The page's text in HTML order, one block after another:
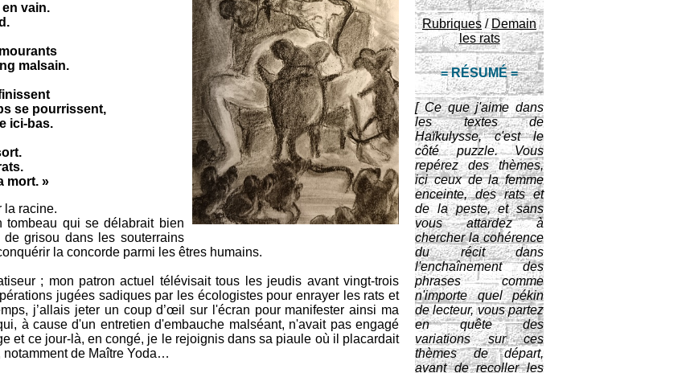
Rubriques /Demain
les rats
= RÉSUMÉ =
[ Ce que j'aime dans
les textes de
Haïkulysse, c'est le
côté puzzle. Vous
repérez des thèmes,
ici ceux de la femme
enceinte, des rats et
de la peste, et sans
vous attardez à
chercher la cohérence
du récit dans
l'enchaînement des
phrases comme
n'importe quel pékin
de lecteur, vous partez
en quête des
variations sur ces
thèmes de départ,
avant de recoller les
vain.
malsain.
se pourrissent,
ici-bas.
mort. »
la racine.
tombeau qui se délabrait bien
grisou dans les souterrains
la concorde parmi les êtres humains.
; mon patron actuel télévisait tous les jeudis avant vingt-trois
jugées sadiques par les écologistes pour enrayer les rats et
j’allais jeter un coup d’œil sur l'écran pour manifester ainsi ma
à cause d'un entretien d'embauche malséant, n'avait pas engagé
et ce jour-là, en congé, je le rejoignis dans sa piaule où il placardait
notamment de Maître Yoda…